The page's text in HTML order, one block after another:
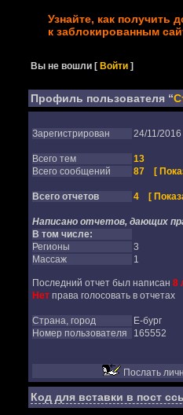
Узнайте, как получить
к заблокированным
Вы не вошли [Войти ]
Профиль пользователя “
Зарегистрирован 24/11/
Всего тем
13
Всего сообщений
87 [
Всего отчетов 4 [
Написано отчетов, дающих
В том числе:
Регионы
3
Массаж
1
Последний отчет был написан 8
Нетправа голосовать в отчетах
Страна, город
Е-бург
Номер пользователя
165552
Послать
Код для вставки в пост